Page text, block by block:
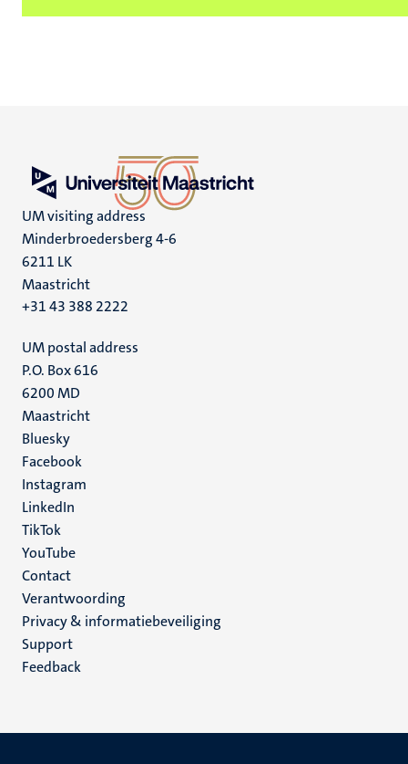
UM visiting address
Minderbroedersberg 4-6
6211 LK
Maastricht
+31 43 388 2222
UM postal address
P.O. Box 616
6200 MD
Maastricht
Social
media
Bluesky
Facebook
Instagram
LinkedIn
TikTok
YouTube
Menu
footer
(NL)
Contact
Verantwoording
Privacy & informatiebeveiliging
Support
Feedback